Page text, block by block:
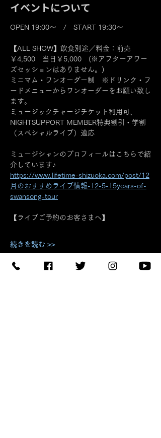
イベントについて
OPEN 19:00～　/　START 19:30～
【ALL SHOW】飲食別途／料金：前売
￥4,500　当日￥5,000　(※アフターアワー
ズセッションはありません。)
ミニマム・ワンオーダー制　※ドリンク・フ
ードメニューからワンオーダーをお願い致し
ます。
ミュージックチャージチケット利用可、
NIGHTSUPPORT MEMBER特典割引・学割
（スペシャルライブ）適応
ミュージシャンのプロフィールはこちらで紹
介しています♪
https://www.lifetime-shizuoka.com/post/12
月のおすすめライブ情報-12-5-15years-of-
swansong-tour
【ライブご予約のお客さまへ】
続きを読む >>
このイベントをシェア